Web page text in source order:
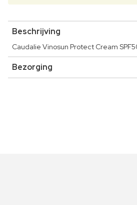
Beschrijving
Caudalie Vinosun Protect Cream
Bezorging